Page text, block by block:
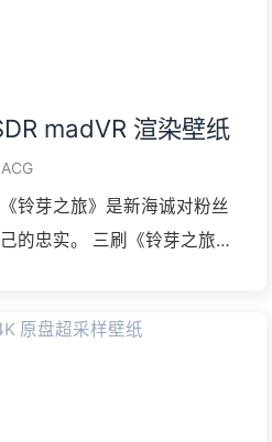
madVR 渲染壁纸
ACG
铃芽之旅》是新海诚对粉丝
《铃芽之旅》